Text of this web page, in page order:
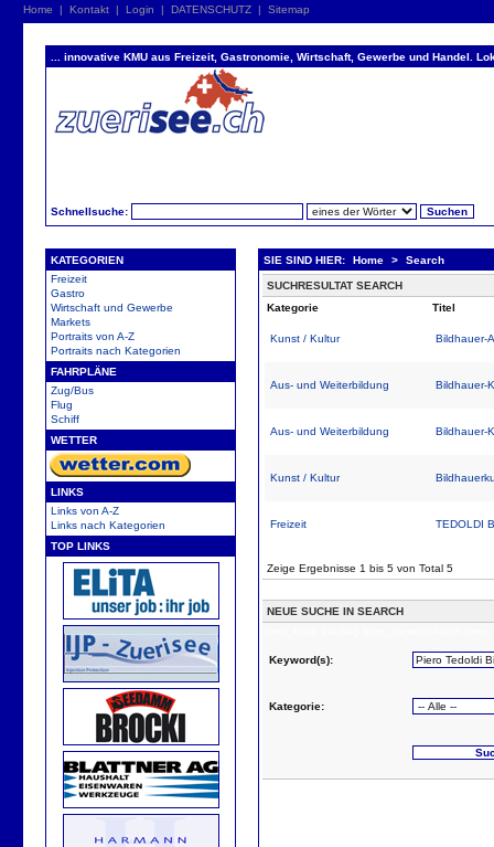
Home | Kontakt | Login | DATENSCHUTZ | Sitemap
... innovative KMU aus Freizeit, Gastronomie, Wirtschaft, Gewerbe und Handel.
Schnellsuche:
KATEGORIEN
Freizeit
Gastro
Wirtschaft und Gewerbe
Markets
Portraits von A-Z
Portraits nach Kategorien
FAHRPLÄNE
Zug/Bus
Flug
Schiff
WETTER
LINKS
Links von A-Z
Links nach Kategorien
TOP LINKS
SIE SIND HIER: Home > Search
SUCHRESULTAT SEARCH
Kategorie
Titel
Kunst / Kultur Bildhauer-
Aus- und Weiterbildung Bildhauer-
Aus- und Weiterbildung Bildhauer-
Kunst / Kultur
Freizeit TEDOLDI
Zeige Ergebnisse 1 bis 5 von Total 5
NEUE SUCHE IN SEARCH
Keyword(s):
Kategorie: